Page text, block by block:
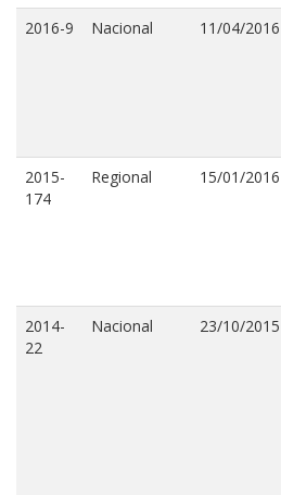
2016-9 Nacional 11/04/2016
2015-
174
Regional 15/01/2016
2014-
22
Nacional 23/10/2015